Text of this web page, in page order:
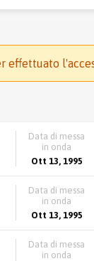
effettuato
Data di messa
in onda
Ott 13, 1995
Data di messa
in onda
Ott 13, 1995
Data di messa
in onda